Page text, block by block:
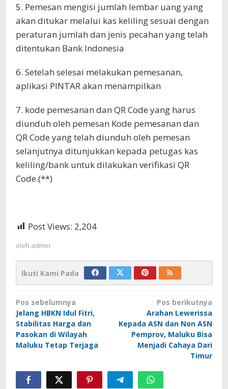
5. Pemesan mengisi jumlah lembar uang yang
akan ditukar melalui kas keliling sesuai dengan
peraturan jumlah dan jenis pecahan yang telah
ditentukan Bank Indonesia
6. Setelah selesai melakukan pemesanan,
aplikasi PINTAR akan menampilkan
7. kode pemesanan dan QR Code yang harus
diunduh oleh pemesan Kode pemesanan dan
QR Code yang telah diunduh oleh pemesan
selanjutnya ditunjukkan kepada petugas kas
keliling/bank untuk dilakukan verifikasi QR
Code.(**)
Post Views: 2,204
oleh admin
Ikuti Kami Pada
Navigasi
pos
Pos sebelumnya
Jelang HBKN Idul Fitri,
Stabilitas Harga dan
Pasokan di Wilayah
Maluku Tetap Terjaga
Pos berikutnya
Arahan Lewerissa
Kepada ASN dan Non ASN
Pemprov, Maluku Bisa
Menjadi Cahaya Dari
Timur